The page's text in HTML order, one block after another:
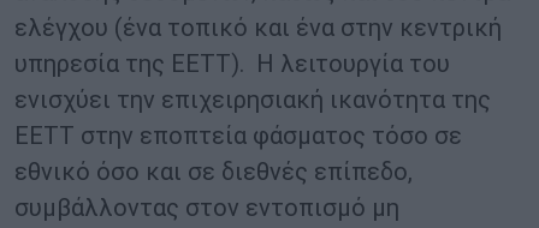
ελέγχου (ένα τοπικό και ένα στην κεντρική
υπηρεσία της ΕΕΤΤ). Η λειτουργία του
ενισχύει την επιχειρησιακή ικανότητα της
ΕΕΤΤ στην εποπτεία φάσματος τόσο σε
εθνικό όσο και σε διεθνές επίπεδο,
συμβάλλοντας στον εντοπισμό μη